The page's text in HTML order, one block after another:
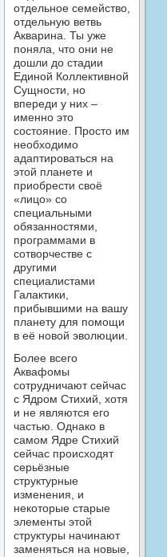
отдельное семейство,
отдельную ветвь
Акварина. Ты уже
поняла, что они не
дошли до стадии
Единой Коллективной
Сущности, но
впереди у них –
именно это
состояние. Просто им
необходимо
адаптироваться на
этой планете и
приобрести своё
«лицо» со
специальными
обязанностями,
программами в
сотворчестве с
другими
специалистами
Галактики,
прибывшими на вашу
планету для помощи
в её новой эволюции.
Более всего
Аквафомы
сотрудничают сейчас
с Ядром Стихий, хотя
и не являются его
частью. Однако в
самом Ядре Стихий
сейчас происходят
серьёзные
структурные
изменения, и
некоторые старые
элементы этой
структуры начинают
заменяться на новые,